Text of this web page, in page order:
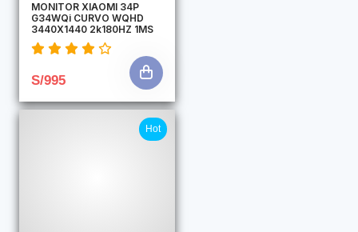
MONITOR XIAOMI 34P
G34WQi CURVO WQHD
3440X1440 2k180HZ 1MS
S/995
Hot